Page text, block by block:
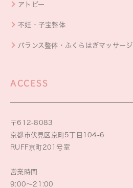
アトピー
不妊・子宝整体
バランス整体・ふくらはぎマッサージ
ACCESS
〒612-8083
京都市伏見区京町5丁目104-6
RUFF京町201号室
営業時間
9:00～21:00